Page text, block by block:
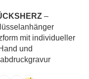
–
mit individueller
und
abdruckgravur